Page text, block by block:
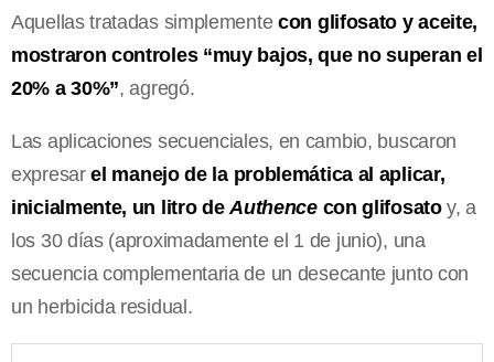
Aquellas tratadas simplemente con glifosato y aceite,
mostraron controles “muy bajos, que no superan el
20% a 30%”, agregó.
Las aplicaciones secuenciales, en cambio, buscaron
expresarel manejo de la problemática al aplicar,
inicialmente, un litro deAuthence con glifosatoy, a
los 30 días (aproximadamente el 1 de junio), una
secuencia complementaria de un desecante junto con
un herbicida residual.